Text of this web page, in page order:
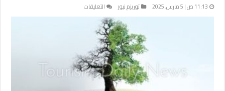
11:13 ص | 5 مارس، 2025 توريزم نيوز التعليقات
التغيرات
الناتج
العالمي
للنصف